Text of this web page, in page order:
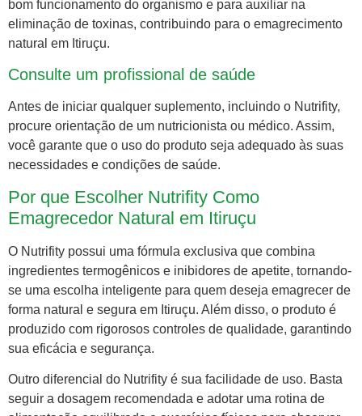
bom funcionamento do organismo e para auxiliar na
eliminação de toxinas, contribuindo para o emagrecimento
natural em Itiruçu.
Consulte um profissional de saúde
Antes de iniciar qualquer suplemento, incluindo o Nutrifity,
procure orientação de um nutricionista ou médico. Assim,
você garante que o uso do produto seja adequado às suas
necessidades e condições de saúde.
Por que Escolher Nutrifity Como
Emagrecedor Natural em Itiruçu
O Nutrifity possui uma fórmula exclusiva que combina
ingredientes termogênicos e inibidores de apetite, tornando-
se uma escolha inteligente para quem deseja emagrecer de
forma natural e segura em Itiruçu. Além disso, o produto é
produzido com rigorosos controles de qualidade, garantindo
sua eficácia e segurança.
Outro diferencial do Nutrifity é sua facilidade de uso. Basta
seguir a dosagem recomendada e adotar uma rotina de